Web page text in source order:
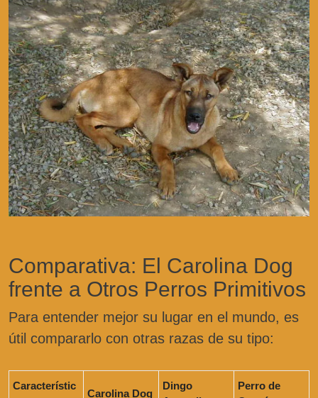
Comparativa: El Carolina Dog
frente a Otros Perros Primitivos
Para entender mejor su lugar en el mundo, es
útil compararlo con otras razas de su tipo:
Característic
Carolina Dog
Dingo
Perro de